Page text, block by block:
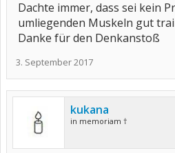
Dachte immer, dass sei kein
umliegenden Muskeln gut
Danke für den Denkanstoß
3. September 2017
kukana
in memoriam †